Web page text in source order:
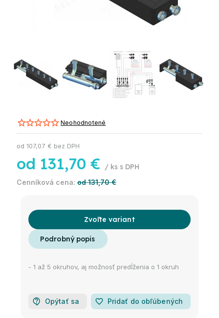
Neohodnotené
od 131,70 €
od 131,70 € / ks
od 107,07 € bez DPH
Zvoľte variant
- 1 až 5 okruhov, aj možnosť predĺženia o 1 okruh
Opýtať sa favorite_border Pridať do obľúbených